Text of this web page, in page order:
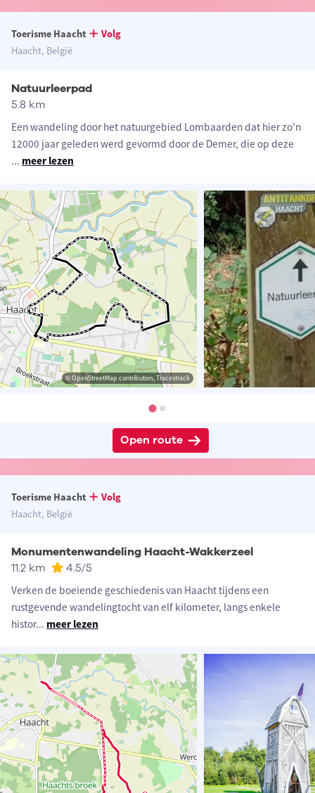
Toerisme Haacht
Volg
Haacht, België
Natuurleerpad
5.8 km
Een wandeling door het natuurgebied Lombaarden dat hier zo'n
12000 jaar geleden werd gevormd door de Demer, die op deze
... meer lezen
© OpenStreetMap contributors, Tracestrack
Open route
Toerisme Haacht
Volg
Haacht, België
Monumentenwandeling Haacht-Wakkerzeel
11.2 km 4.5/5
Verken de boeiende geschiedenis van Haacht tijdens een
rustgevende wandelingtocht van elf kilometer, langs enkele
histor... meer lezen